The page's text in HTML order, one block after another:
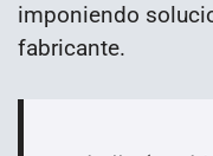
imponiendo
fabricante.